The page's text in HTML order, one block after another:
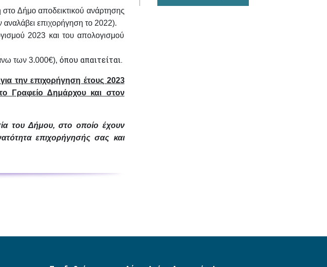
Δήμο αποδεικτικού ανάρτησης
επιχορήγηση το 2022).
2023 και του απολογισμού
των 3.000€), όπου απαιτείται.
την επιχορήγηση έτους 2023
Γραφείο Δημάρχου και στον
του Δήμου, στο οποίο έχουν
επιχορήγησής σας και